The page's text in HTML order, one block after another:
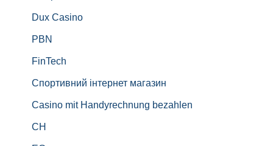
Dux Casino
PBN
FinTech
Спортивний інтернет магазин
Casino mit Handyrechnung bezahlen
CH